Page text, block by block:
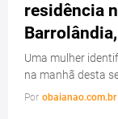
residência
Uma mulher
na manhã desta
Por obaianao.com.br